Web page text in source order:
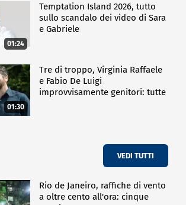
01:24
Temptation Island 2026, tutto
sullo scandalo dei video di Sara
e Gabriele
01:30
Tre di troppo, Virginia Raffaele
e Fabio De Luigi
improvvisamente genitori: tutte
VEDI TUTTI
Rio de Janeiro, raffiche di vento
a oltre cento all'ora: cinque